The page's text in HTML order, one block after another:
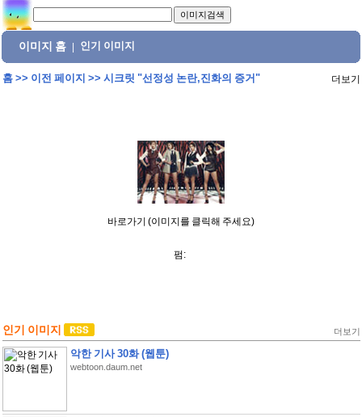
이미지 홈 인기 이미지
홈>> 이전 페이지 >> 시크릿 "선정성 논란,진화의 증거" 더보기
바로가기 (이미지를 클릭해 주세요)
펌:
인기 이미지 더보기
악한 기사 30화 (웹툰)
webtoon.daum.net